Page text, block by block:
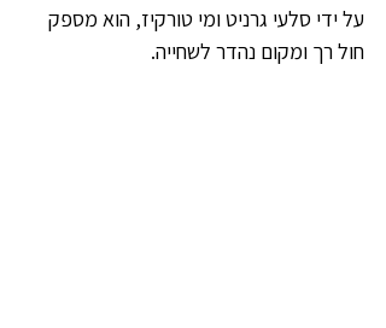
על ידי סלעי גרניט ומי טורקיז, הוא מספק
חול רך ומקום נהדר לשחייה.